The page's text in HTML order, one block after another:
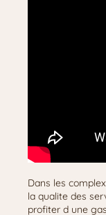
Dans les
la qualite des
profiter d une